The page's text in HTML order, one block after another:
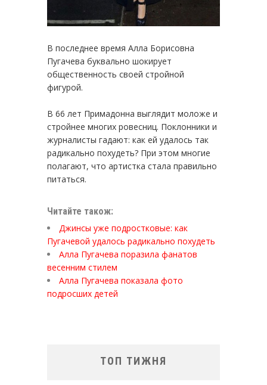
В последнее время Алла Борисовна
Пугачева буквально шокирует
общественность своей стройной
фигурой.
В 66 лет Примадонна выглядит моложе и
стройнее многих ровесниц. Поклонники и
журналисты гадают: как ей удалось так
радикально похудеть? При этом многие
полагают, что артистка стала правильно
питаться.
Читайте також:
Джинсы уже подростковые: как
Пугачевой удалось радикально похудеть
Алла Пугачева поразила фанатов
весенним стилем
Алла Пугачева показала фото
подросших детей
ТОП ТИЖНЯ